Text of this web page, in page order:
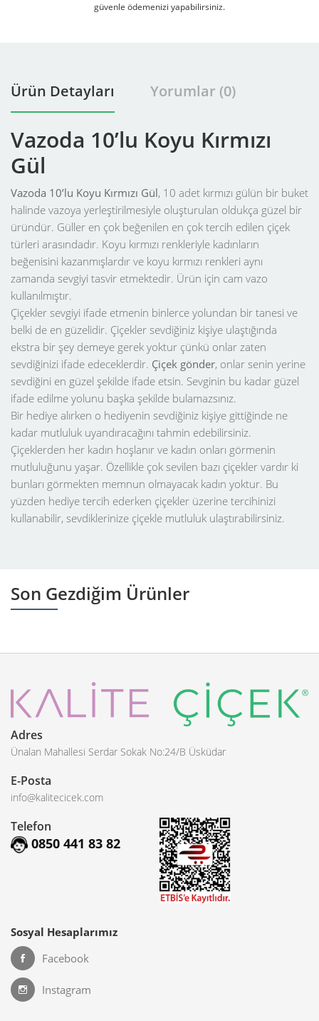
güvenle ödemenizi yapabilirsiniz.
Ürün Detayları Yorumlar (0)
Vazoda 10’lu Koyu Kırmızı
Gül
Vazoda 10’lu Koyu Kırmızı Gül, 10 adet kırmızı gülün bir buket
halinde vazoya yerleştirilmesiyle oluşturulan oldukça güzel bir
üründür. Güller en çok beğenilen en çok tercih edilen çiçek
türleri arasındadır. Koyu kırmızı renkleriyle kadınların
beğenisini kazanmışlardır ve koyu kırmızı renkleri aynı
zamanda sevgiyi tasvir etmektedir. Ürün için cam vazo
kullanılmıştır.
Çiçekler sevgiyi ifade etmenin binlerce yolundan bir tanesi ve
belki de en güzelidir. Çiçekler sevdiğiniz kişiye ulaştığında
ekstra bir şey demeye gerek yoktur çünkü onlar zaten
sevdiğinizi ifade edeceklerdir. Çiçek gönder, onlar senin yerine
sevdiğini en güzel şekilde ifade etsin. Sevginin bu kadar güzel
ifade edilme yolunu başka şekilde bulamazsınız.
Bir hediye alırken o hediyenin sevdiğiniz kişiye gittiğinde ne
kadar mutluluk uyandıracağını tahmin edebilirsiniz.
Çiçeklerden her kadın hoşlanır ve kadın onları görmenin
mutluluğunu yaşar. Özellikle çok sevilen bazı çiçekler vardır ki
bunları görmekten memnun olmayacak kadın yoktur. Bu
yüzden hediye tercih ederken çiçekler üzerine tercihinizi
kullanabilir, sevdiklerinize çiçekle mutluluk ulaştırabilirsiniz.
Son Gezdiğim Ürünler
Adres
Ünalan Mahallesi Serdar Sokak No:24/B Üsküdar
E-Posta
info@kalitecicek.com
Telefon
0850 441 83 82
Sosyal Hesaplarımız
Facebook
Instagram